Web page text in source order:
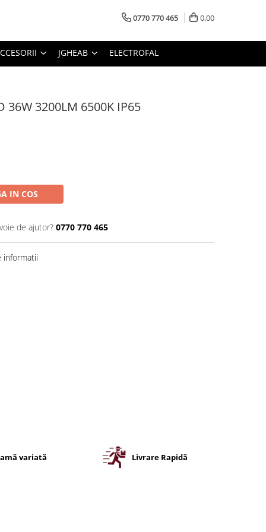
0770 770 465 0,00
JGHEAB ELECTROFAL
3200LM 6500K IP65
IN COS
de ajutor? 0770 770 465
informatii
variată Livrare Rapidă